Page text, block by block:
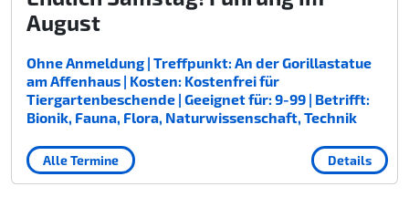
August
Ohne Anmeldung | Treffpunkt: An der Gorillastatue
am Affenhaus | Kosten: Kostenfrei für
Tiergartenbeschende | Geeignet für: 9-99 | Betrifft:
Bionik, Fauna, Flora, Naturwissenschaft, Technik
Details
Alle Termine